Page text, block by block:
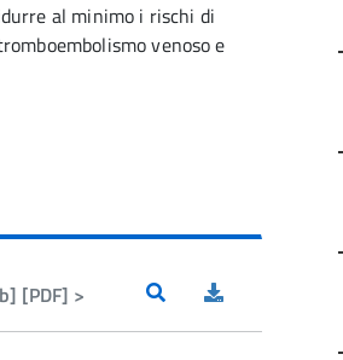
al minimo i rischi di
venoso e
[PDF] >